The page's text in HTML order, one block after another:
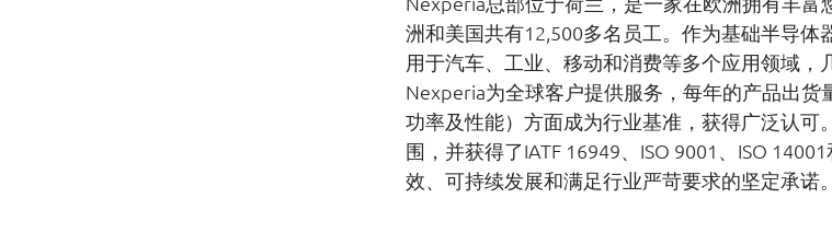
洲和美国共有12,500多名员工。作为基础半导
用于汽车、工业、移动和消费等多个应用领域，
Nexperia为全球客户提供服务，每年的产品出货
功率及性能）方面成为行业基准，获得广泛认
围，并获得了IATF 16949、ISO 9001、ISO
效、可持续发展和满足行业严苛要求的坚定承诺。